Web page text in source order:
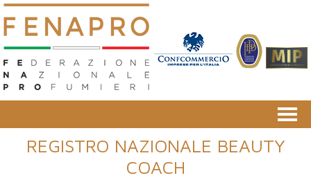
REGISTRO NAZIONALE BEAUTY
COACH